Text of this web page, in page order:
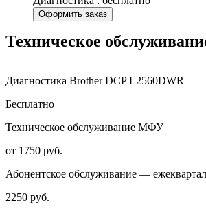
Оформить заказ
Техническое
Диагностика Brother DCP L2560DWR
Бесплатно
Техническое обслуживание МФУ
от 1750 руб.
Абонентское обслуживание —
2250 руб.